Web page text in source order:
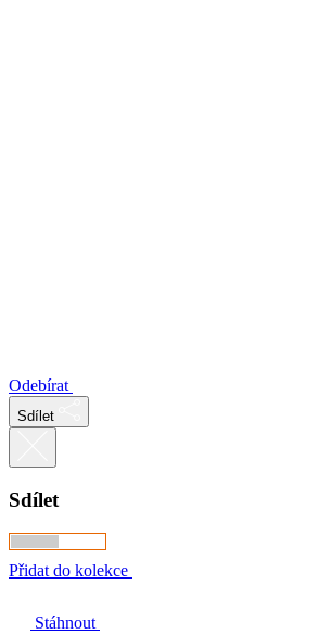
Odebírat
Sdílet
Sdílet
Přidat do kolekce
Stáhnout